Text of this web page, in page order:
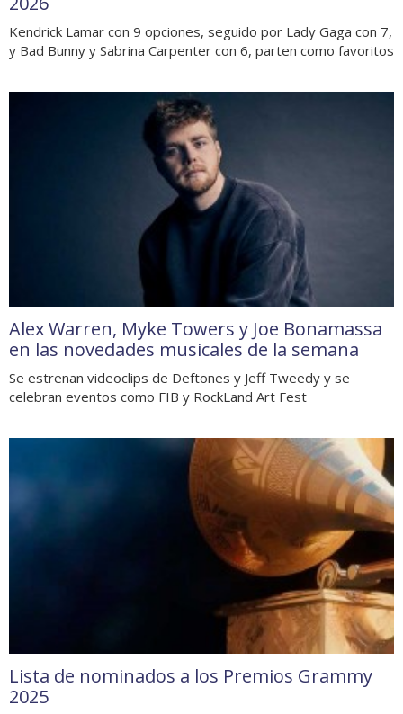
Kendrick Lamar con 9 opciones, seguido por Lady Gaga con 7,
y Bad Bunny y Sabrina Carpenter con 6, parten como favoritos
Alex Warren, Myke Towers y Joe Bonamassa
en las novedades musicales de la semana
Se estrenan videoclips de Deftones y Jeff Tweedy y se
celebran eventos como FIB y RockLand Art Fest
Lista de nominados a los Premios Grammy
2025